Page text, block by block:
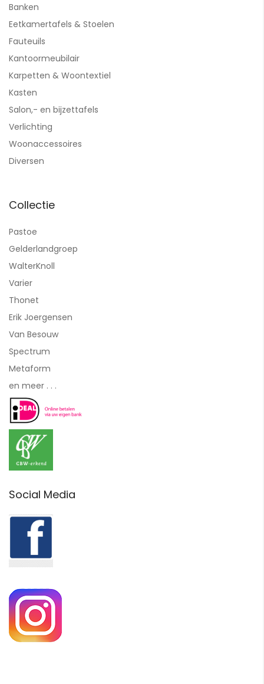
Banken
Eetkamertafels & Stoelen
Fauteuils
Kantoormeubilair
Karpetten & Woontextiel
Kasten
Salon,- en bijzettafels
Verlichting
Woonaccessoires
Diversen
Collectie
Pastoe
Gelderlandgroep
WalterKnoll
Varier
Thonet
Erik Joergensen
Van Besouw
Spectrum
Metaform
en meer . . .
Social Media